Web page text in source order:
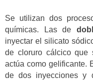
Se utilizan dos
químicas. Las de
inyectar el silicato
de cloruro cálcico que
actúa como gelificante.
de dos inyecciones y